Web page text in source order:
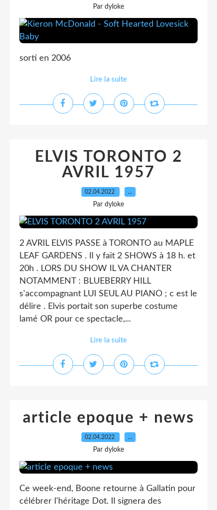
Par dyloke
sorti en 2006
Lire la suite
ELVIS TORONTO 2
AVRIL 1957
02.04.2022 …
Par dyloke
2 AVRIL ELVIS PASSE à TORONTO au MAPLE
LEAF GARDENS . Il y fait 2 SHOWS à 18 h. et
20h . LORS DU SHOW IL VA CHANTER
NOTAMMENT : BLUEBERRY HILL
s'accompagnant LUI SEUL AU PIANO ; c est le
délire . Elvis portait son superbe costume
lamé OR pour ce spectacle,...
Lire la suite
article epoque + news
02.04.2022 …
Par dyloke
Ce week-end, Boone retourne à Gallatin pour
célébrer l'héritage Dot. Il signera des